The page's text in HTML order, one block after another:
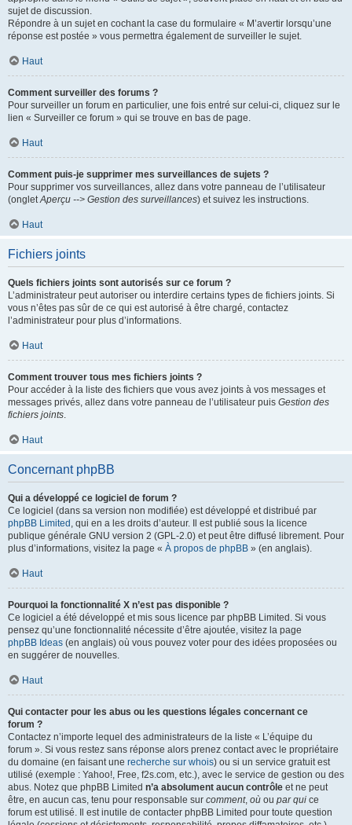
sujet de discussion.
Répondre à un sujet en cochant la case du formulaire « M’avertir lorsqu’une
réponse est postée » vous permettra également de surveiller le sujet.
Haut
Comment surveiller des forums ?
Pour surveiller un forum en particulier, une fois entré sur celui-ci, cliquez sur le
lien « Surveiller ce forum » qui se trouve en bas de page.
Haut
Comment puis-je supprimer mes surveillances de sujets ?
Pour supprimer vos surveillances, allez dans votre panneau de l’utilisateur
(ongletAperçu --> Gestion des surveillances) et suivez les instructions.
Haut
Fichiers joints
Quels fichiers joints sont autorisés sur ce forum ?
L’administrateur peut autoriser ou interdire certains types de fichiers joints. Si
vous n’êtes pas sûr de ce qui est autorisé à être chargé, contactez
l’administrateur pour plus d’informations.
Haut
Comment trouver tous mes fichiers joints ?
Pour accéder à la liste des fichiers que vous avez joints à vos messages et
messages privés, allez dans votre panneau de l’utilisateur puis Gestion des
fichiers joints.
Haut
Concernant phpBB
Qui a développé ce logiciel de forum ?
Ce logiciel (dans sa version non modifiée) est développé et distribué par
phpBB Limited , qui en a les droits d’auteur. Il est publié sous la licence
publique générale GNU version 2 (GPL-2.0) et peut être diffusé librement. Pour
plus d’informations, visitez la page « À propos de phpBB » (en anglais).
Haut
Pourquoi la fonctionnalité X n’est pas disponible ?
Ce logiciel a été développé et mis sous licence par phpBB Limited. Si vous
pensez qu’une fonctionnalité nécessite d’être ajoutée, visitez la page
phpBB Ideas (en anglais) où vous pouvez voter pour des idées proposées ou
en suggérer de nouvelles.
Haut
Qui contacter pour les abus ou les questions légales concernant ce
forum ?
Contactez n’importe lequel des administrateurs de la liste « L’équipe du
forum ». Si vous restez sans réponse alors prenez contact avec le propriétaire
du domaine (en faisant une recherche sur whois) ou si un service gratuit est
utilisé (exemple : Yahoo!, Free, f2s.com, etc.), avec le service de gestion ou des
abus. Notez que phpBB Limited n’a absolument aucun contrôle et ne peut
être, en aucun cas, tenu pour responsable sur comment, où ou par qui ce
forum est utilisé. Il est inutile de contacter phpBB Limited pour toute question